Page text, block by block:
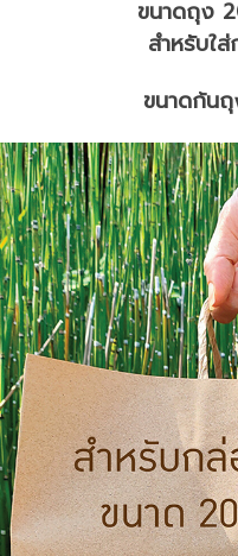
ขนาดถุง
สำหรับใ
ขนาดก้น